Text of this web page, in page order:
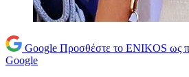
Google Προσθέστε το ENIKOS ως
Google